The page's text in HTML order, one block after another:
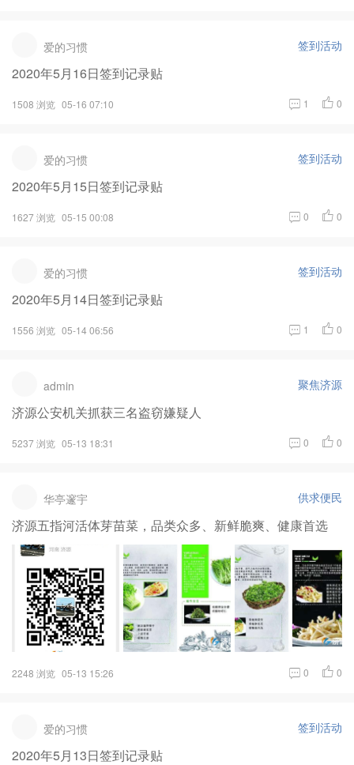
爱的习惯 签到活动
2020年5月16日签到记录贴
1508 浏览 05-16 07:10 1 0
爱的习惯 签到活动
2020年5月15日签到记录贴
1627 浏览 05-15 00:08 0 0
爱的习惯 签到活动
2020年5月14日签到记录贴
1556 浏览 05-14 06:56 1 0
admin 聚焦济源
济源公安机关抓获三名盗窃嫌疑人
5237 浏览 05-13 18:31 0 0
华亭邃宇 供求便民
济源五指河活体芽苗菜，品类众多、新鲜脆爽、健康首选
2248 浏览 05-13 15:26 0 0
爱的习惯 签到活动
2020年5月13日签到记录贴